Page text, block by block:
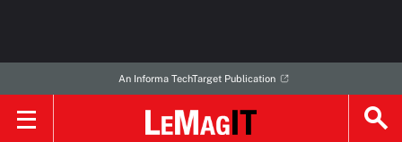
An Informa TechTarget Publication